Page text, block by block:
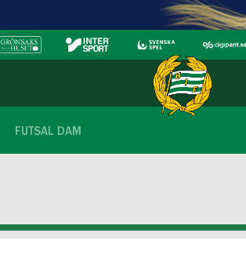
FUTSAL DAM